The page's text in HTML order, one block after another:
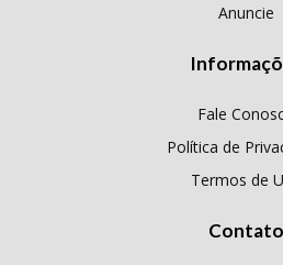
Anuncie
Fale
Política de
Termos de
Contato